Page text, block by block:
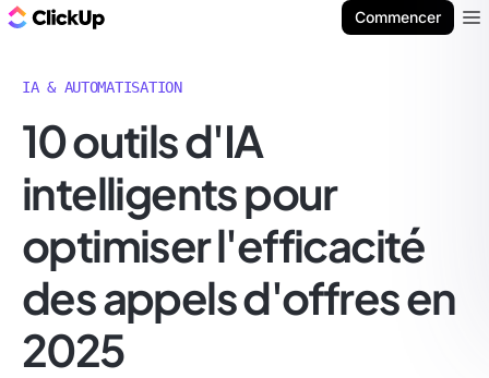
Commencer
IA & AUTOMATISATION
10 outils d'IA
intelligents pour
optimiser l'efficacité
des appels d'offres en
2025